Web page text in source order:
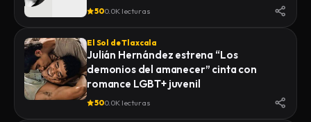
500.0K lecturas
El Sol de Tlaxcala
Julián Hernández estrena “Los
demonios del amanecer” cinta con
romance LGBT+ juvenil
500.0K lecturas